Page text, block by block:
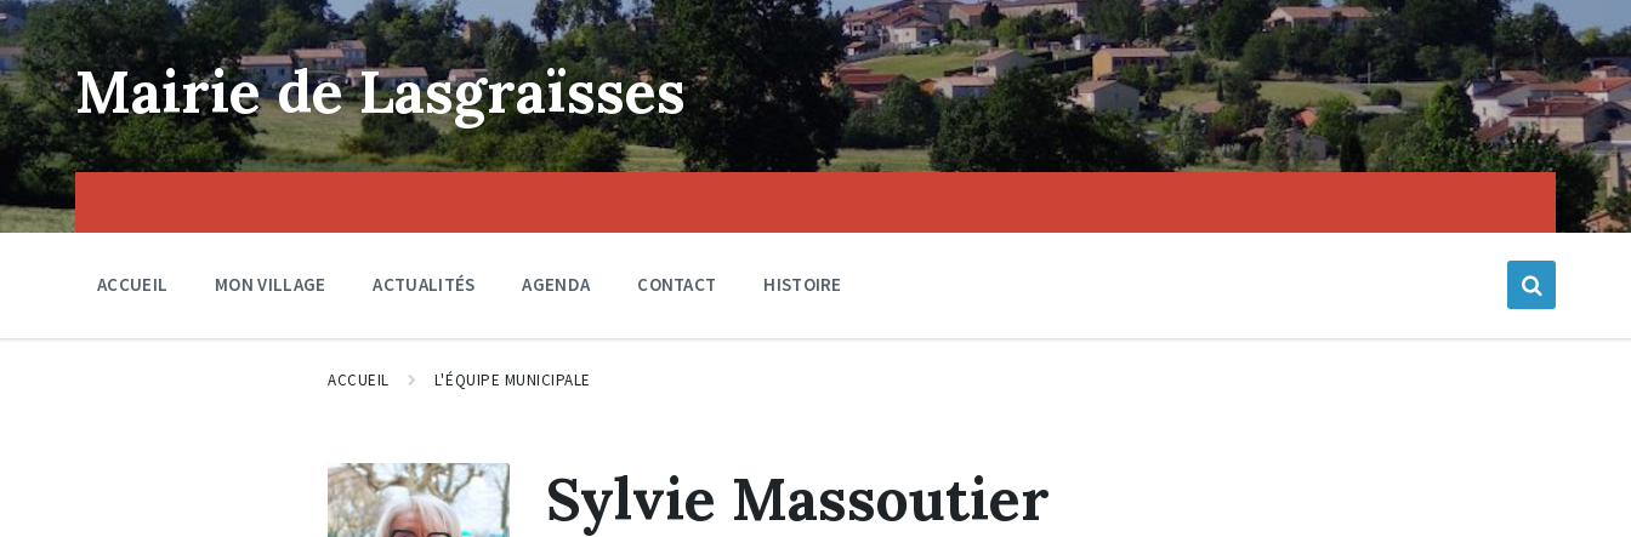
Skip
to
content
Skip
to
main
navigation
Skip
to
footer
Mairie de Lasgraïsses
ACCUEIL MON VILLAGE ACTUALITÉS AGENDA CONTACT HISTOIRE
ACCUEIL L'ÉQUIPE MUNICIPALE
Sylvie Massoutier